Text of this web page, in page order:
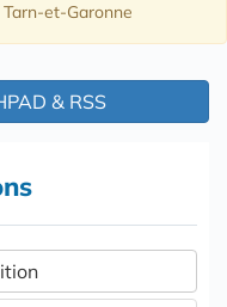
et-Garonne
& RSS